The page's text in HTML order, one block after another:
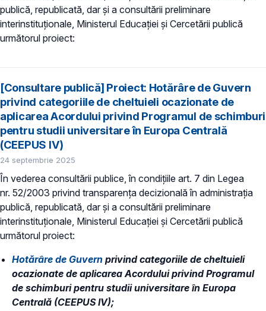
publică, republicată, dar și a consultării preliminare
interinstituționale, Ministerul Educaţiei și Cercetării publică
următorul proiect:
[Consultare publică] Proiect: Hotărâre de Guvern
privind categoriile de cheltuieli ocazionate de
aplicarea Acordului privind Programul de schimburi
pentru studii universitare în Europa Centrală
(CEEPUS IV)
24 septembrie 2025
În vederea consultării publice, în condiţiile art. 7 din Legea
nr. 52/2003 privind transparenţa decizională în administraţia
publică, republicată, dar și a consultării preliminare
interinstituționale, Ministerul Educaţiei și Cercetării publică
următorul proiect:
Hotărâre de Guvern privind categoriile de cheltuieli
ocazionate de aplicarea Acordului privind Programul
de schimburi pentru studii universitare în Europa
Centrală (CEEPUS IV);